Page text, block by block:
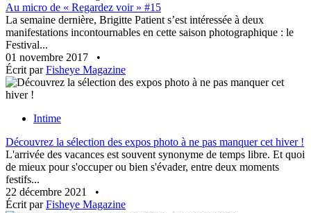
Au micro de « Regardez voir » #15
La semaine dernière, Brigitte Patient s’est intéressée à deux
manifestations incontournables en cette saison photographique : le
Festival...
01 novembre 2017
•
Écrit parFisheye Magazine
Intime
Découvrez la sélection des expos photo à ne pas manquer cet hiver !
L'arrivée des vacances est souvent synonyme de temps libre. Et quoi
de mieux pour s'occuper ou bien s'évader, entre deux moments
festifs...
22 décembre 2021
•
Écrit parFisheye Magazine